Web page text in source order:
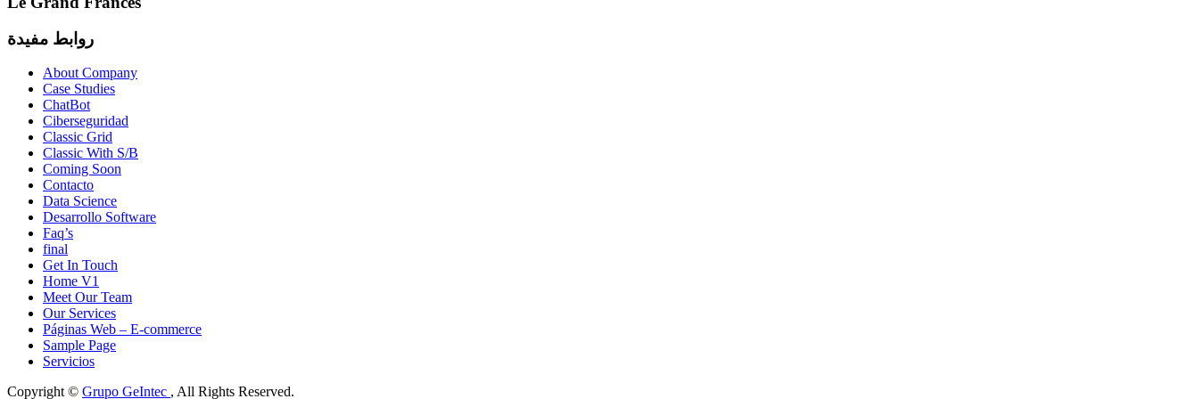
روابط مفيدة
About Company
Case Studies
ChatBot
Ciberseguridad
Classic Grid
Classic With S/B
Coming Soon
Contacto
Data Science
Desarrollo Software
Faq’s
final
Get In Touch
Home V1
Meet Our Team
Our Services
Páginas Web – E-commerce
Sample Page
Servicios
Copyright © Grupo GeIntec , All Rights Reserved.